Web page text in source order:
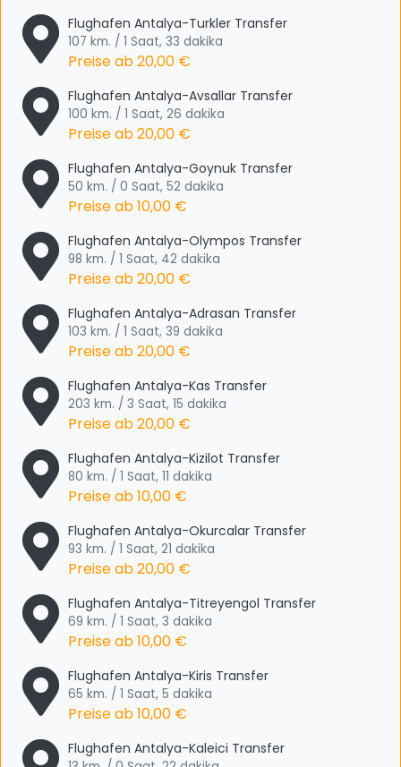
Flughafen Antalya-Turkler Transfer
107 km. / 1 Saat, 33 dakika
Preise ab20,00 €
Flughafen Antalya-Avsallar Transfer
100 km. / 1 Saat, 26 dakika
Preise ab20,00 €
Flughafen Antalya-Goynuk Transfer
50 km. / 0 Saat, 52 dakika
Preise ab10,00 €
Flughafen Antalya-Olympos Transfer
98 km. / 1 Saat, 42 dakika
Preise ab20,00 €
Flughafen Antalya-Adrasan Transfer
103 km. / 1 Saat, 39 dakika
Preise ab20,00 €
Flughafen Antalya-Kas Transfer
203 km. / 3 Saat, 15 dakika
Preise ab20,00 €
Flughafen Antalya-Kizilot Transfer
80 km. / 1 Saat, 11 dakika
Preise ab10,00 €
Flughafen Antalya-Okurcalar Transfer
93 km. / 1 Saat, 21 dakika
Preise ab20,00 €
Flughafen Antalya-Titreyengol Transfer
69 km. / 1 Saat, 3 dakika
Preise ab10,00 €
Flughafen Antalya-Kiris Transfer
65 km. / 1 Saat, 5 dakika
Preise ab10,00 €
Flughafen Antalya-Kaleici Transfer